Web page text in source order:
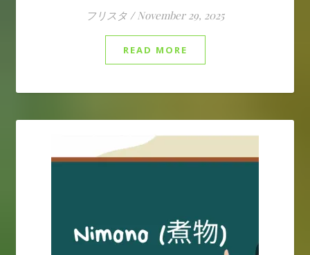
フリスタ / November 29, 2025
READ MORE